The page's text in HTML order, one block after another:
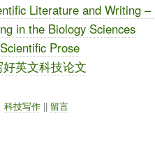
Literature and Writing –
in the Biology Sciences
Prose
英文科技论文
科技写作|| 留言